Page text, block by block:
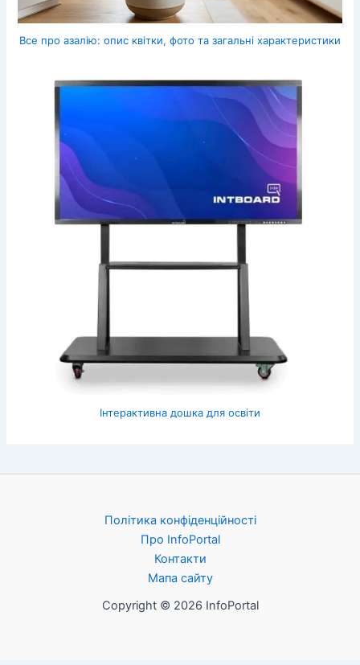
Все про азалію: опис квітки, фото та загальні характеристики
Інтерактивна дошка для освіти
Політика конфіденційності
Про InfoPortal
Контакти
Мапа сайту
Copyright © 2026 InfoPortal